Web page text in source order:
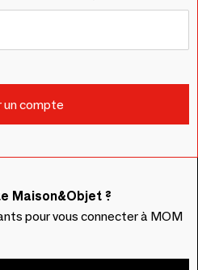
Maison&Objet ?
pour vous connecter à MOM